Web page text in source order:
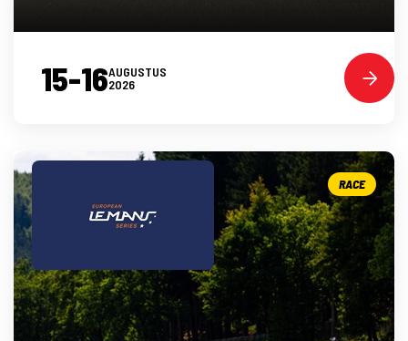
15-16AUGUSTUS
2026
RACE